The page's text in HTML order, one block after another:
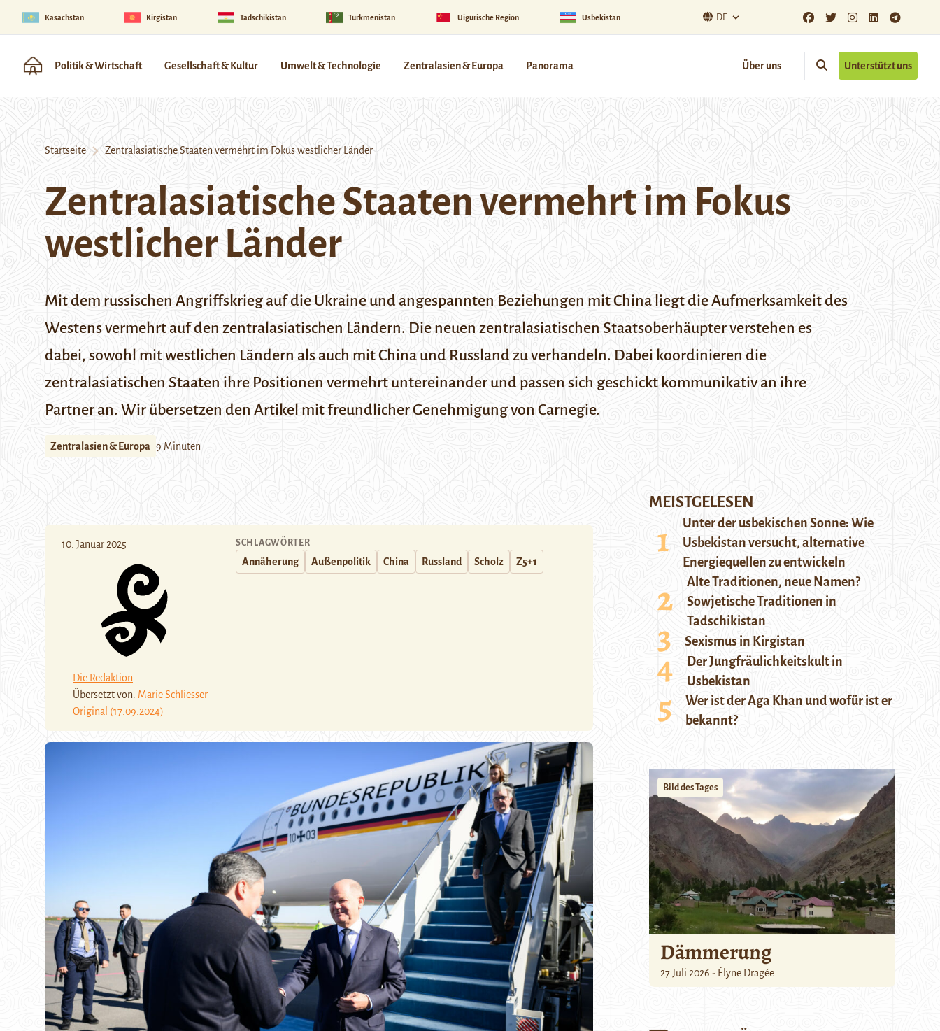
Kasachstan Kirgistan Tadschikistan Turkmenistan Uigurische Region Usbekistan DE
Politik & Wirtschaft Gesellschaft & Kultur Umwelt & Technologie Zentralasien & Europa Panorama Über uns Unterstützt uns
Startseite Zentralasiatische Staaten vermehrt im Fokus westlicher Länder
Zentralasiatische Staaten vermehrt im Fokus
westlicher Länder
Mit dem russischen Angriffskrieg auf die Ukraine und angespannten Beziehungen mit China liegt die Aufmerksamkeit des
Westens vermehrt auf den zentralasiatischen Ländern. Die neuen zentralasiatischen Staatsoberhäupter verstehen es
dabei, sowohl mit westlichen Ländern als auch mit China und Russland zu verhandeln. Dabei koordinieren die
zentralasiatischen Staaten ihre Positionen vermehrt untereinander und passen sich geschickt kommunikativ an ihre
Partner an. Wir übersetzen den Artikel mit freundlicher Genehmigung von Carnegie.
Zentralasien & Europa 9 Minuten
10. Januar 2025
Die Redaktion
Übersetzt von: Marie Schliesser
Original (17.09.2024)
SCHLAGWÖRTER
Annäherung Außenpolitik China Russland Scholz Z5+1
MEISTGELESEN
Unter der usbekischen Sonne: Wie
Usbekistan versucht, alternative
Energiequellen zu entwickeln
Alte Traditionen, neue Namen?
Sowjetische Traditionen in
Tadschikistan
Sexismus in Kirgistan
Der Jungfräulichkeitskult in
Usbekistan
Wer ist der Aga Khan und wofür ist er
bekannt?
Bild des Tages
Dämmerung
27 Juli 2026 - Élyne Dragée